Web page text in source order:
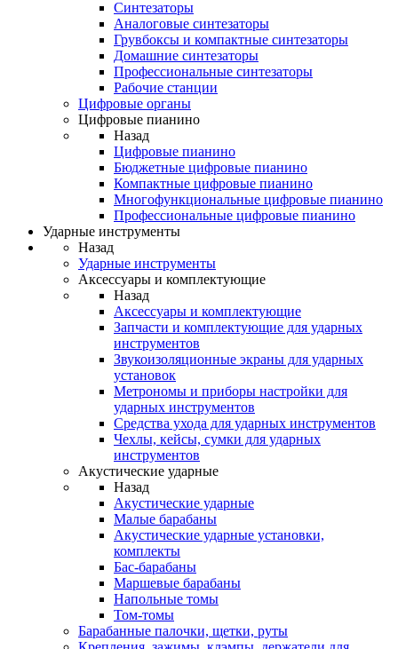
Синтезаторы
Аналоговые синтезаторы
Грувбоксы и компактные синтезаторы
Домашние синтезаторы
Профессиональные синтезаторы
Рабочие станции
Цифровые органы
Цифровые пианино
Назад
Цифровые пианино
Бюджетные цифровые пианино
Компактные цифровые пианино
Многофункциональные цифровые пианино
Профессиональные цифровые пианино
Ударные инструменты
Назад
Ударные инструменты
Аксессуары и комплектующие
Назад
Аксессуары и комплектующие
Запчасти и комплектующие для ударных
инструментов
Звукоизоляционные экраны для ударных
установок
Метрономы и приборы настройки для
ударных инструментов
Средства ухода для ударных инструментов
Чехлы, кейсы, сумки для ударных
инструментов
Акустические ударные
Назад
Акустические ударные
Mалые барабаны
Акустические ударные установки,
комплекты
Бас-барабаны
Маршевые барабаны
Напольные томы
Том-томы
Барабанные палочки, щетки, руты